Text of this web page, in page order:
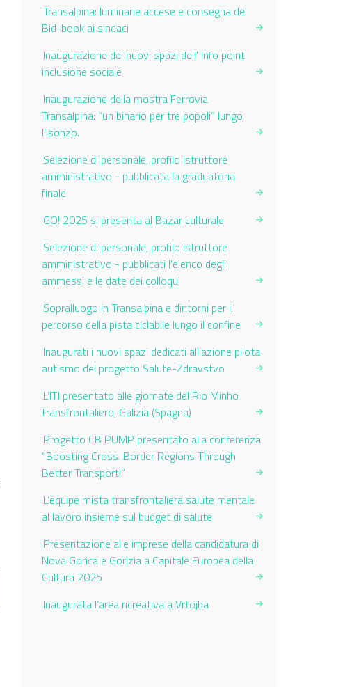
Transalpina: luminarie accese e consegna del
Bid-book ai sindaci
Inaugurazione dei nuovi spazi dell' Info point
inclusione sociale
Inaugurazione della mostra Ferrovia
Transalpina: “un binario per tre popoli” lungo
l’Isonzo.
Selezione di personale, profilo istruttore
amministrativo - pubblicata la graduatoria
finale
GO! 2025 si presenta al Bazar culturale
Selezione di personale, profilo istruttore
amministrativo - pubblicati l'elenco degli
ammessi e le date dei colloqui
Sopralluogo in Transalpina e dintorni per il
percorso della pista ciclabile lungo il confine
Inaugurati i nuovi spazi dedicati all’azione pilota
autismo del progetto Salute-Zdravstvo
L’ITI presentato alle giornate del Rio Minho
transfrontaliero, Galizia (Spagna)
Progetto CB PUMP presentato alla conferenza
“Boosting Cross-Border Regions Through
Better Transport!”
L’equipe mista transfrontaliera salute mentale
al lavoro insieme sul budget di salute
Presentazione alle imprese della candidatura di
Nova Gorica e Gorizia a Capitale Europea della
Cultura 2025
Inaugurata l’area ricreativa a Vrtojba